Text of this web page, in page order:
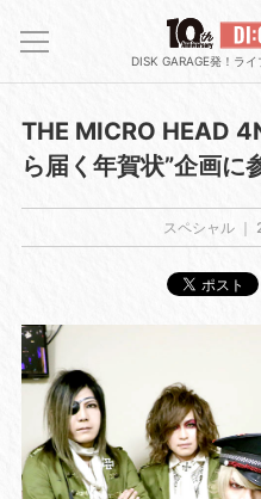
DISK GARAGE発！ラ
THE MICRO HEAD
ら届く年賀状”企画に
スペシャル ｜